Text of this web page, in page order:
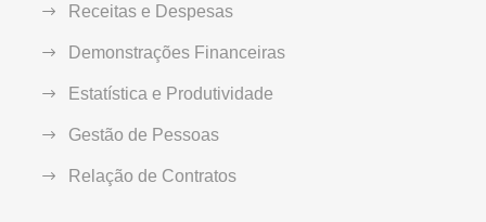
Receitas e Despesas
Demonstrações Financeiras
Estatística e Produtividade
Gestão de Pessoas
Relação de Contratos